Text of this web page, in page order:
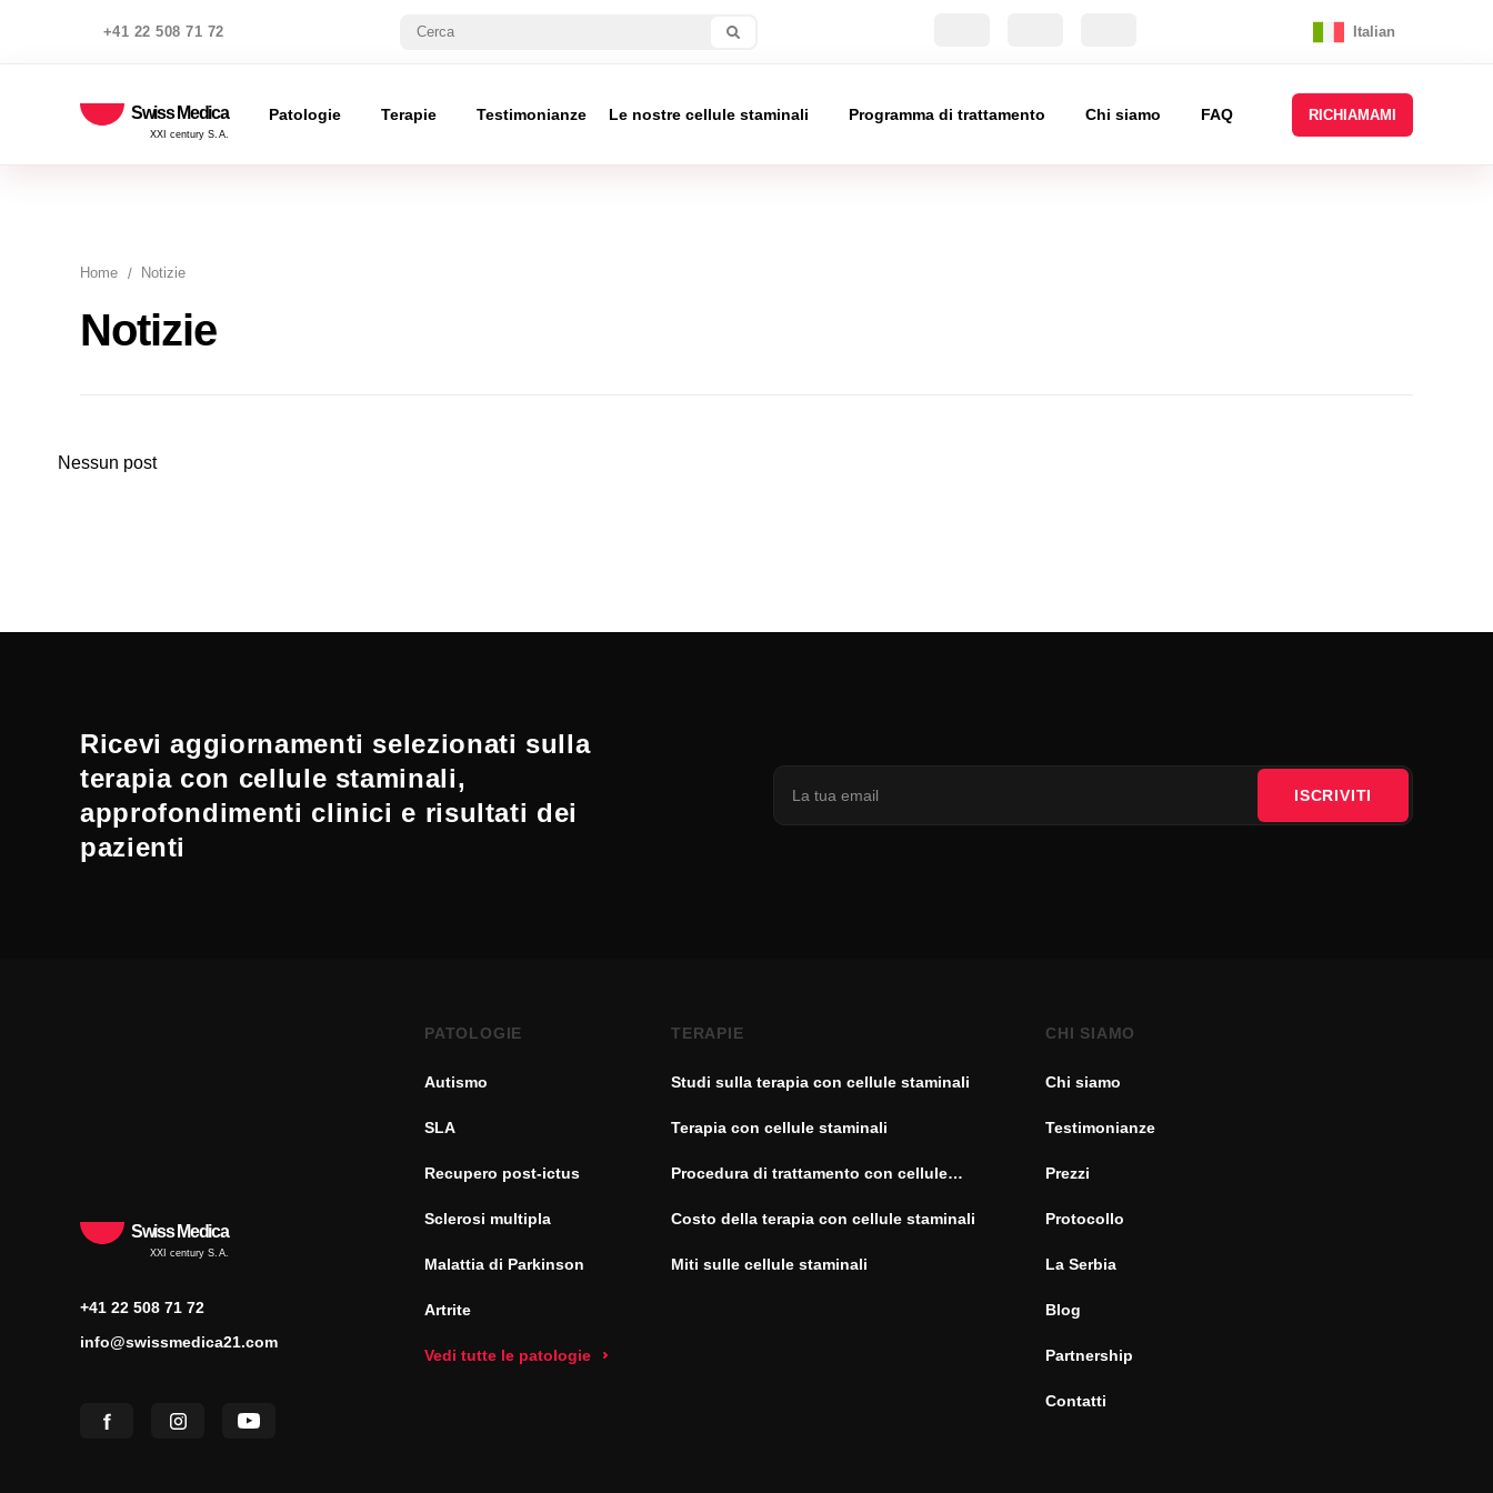
+41 22 508 71 72 Italian
Swiss Medica
XXI century S.A.
Patologie Terapie Testimonianze Le nostre cellule staminali Programma di trattamento Chi siamo FAQ RICHIAMAMI
Home Notizie
Notizie
Nessun post
Ricevi aggiornamenti selezionati sulla
terapia con cellule staminali,
approfondimenti clinici e risultati dei
pazienti
ISCRIVITI
Swiss Medica
XXI century S.A.
+41 22 508 71 72
info@swissmedica21.com
PATOLOGIE
Autismo
SLA
Recupero post-ictus
Sclerosi multipla
Malattia di Parkinson
Artrite
Vedi tutte le patologie
TERAPIE
Studi sulla terapia con cellule staminali
Terapia con cellule staminali
Procedura di trattamento con cellule
Costo della terapia con cellule staminali
Miti sulle cellule staminali
CHI SIAMO
Chi siamo
Testimonianze
Prezzi
Protocollo
La Serbia
Blog
Partnership
Contatti